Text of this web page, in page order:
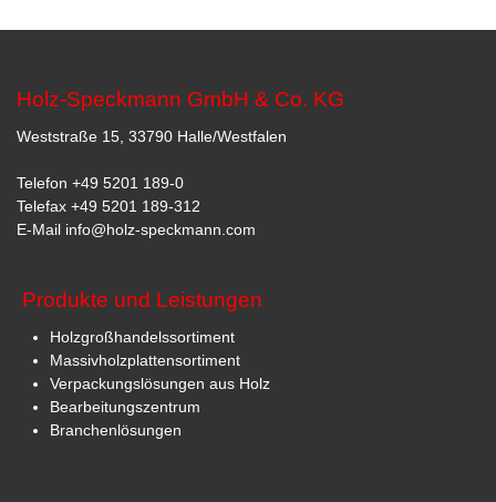
Holz-Speckmann GmbH & Co. KG
Weststraße 15, 33790 Halle/Westfalen
Telefon +49 5201 189-0
Telefax +49 5201 189-312
E-Mail info@holz-speckmann.com
Produkte und Leistungen
Holzgroßhandelssortiment
Massivholzplattensortiment
Verpackungslösungen aus Holz
Bearbeitungszentrum
Branchenlösungen